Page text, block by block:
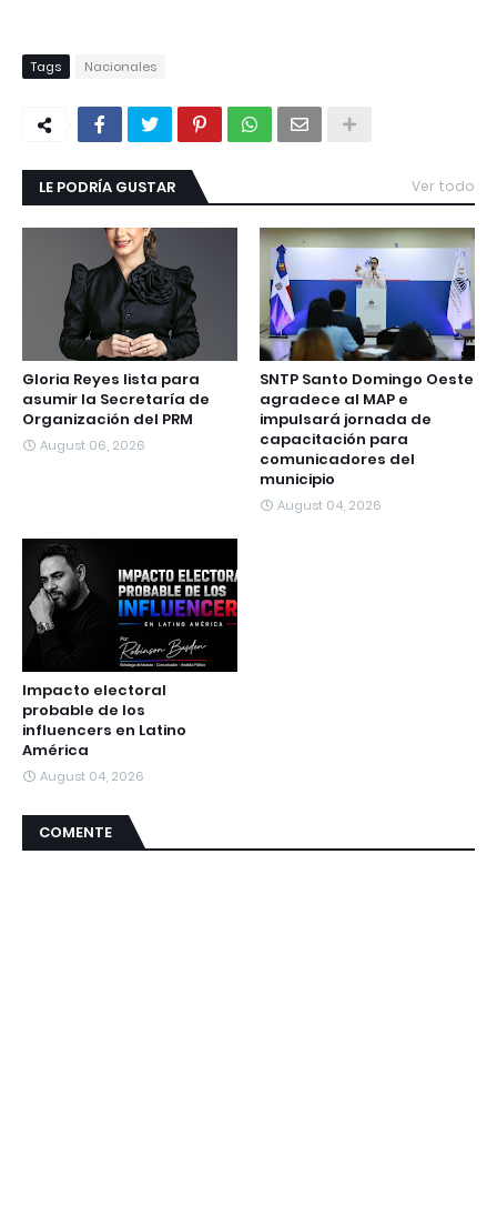
Tags Nacionales
LE PODRÍA GUSTAR Ver todo
Gloria Reyes lista para
asumir la Secretaría de
Organización del PRM
August 06, 2026
SNTP Santo Domingo Oeste
agradece al MAP e
impulsará jornada de
capacitación para
comunicadores del
municipio
August 04, 2026
Impacto electoral
probable de los
influencers en Latino
América
August 04, 2026
COMENTE